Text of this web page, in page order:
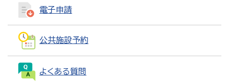
電子申請
公共施設予約
よくある質問